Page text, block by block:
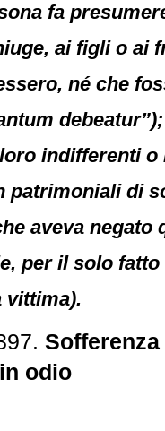
fa
ai figli o ai
né che
indifferenti o
patrimoniali di
aveva
per il solo
vittima).
odio